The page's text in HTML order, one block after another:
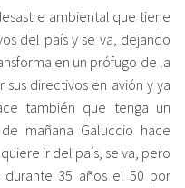
ambiental que tiene
del país y se va, dejando
en un prófugo de la
directivos en avión y ya
también que tenga un
mañana Galuccio hace
ir del país, se va, pero
35 años el 50 por